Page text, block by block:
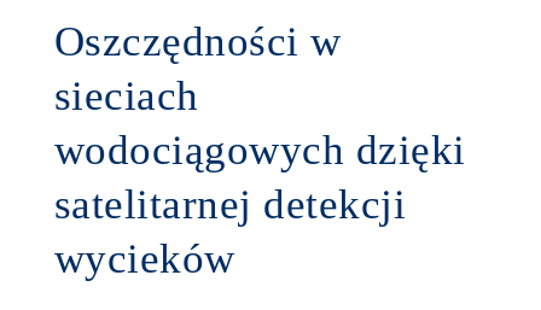
Oszczędności w
sieciach
wodociągowych dzięki
satelitarnej detekcji
wycieków